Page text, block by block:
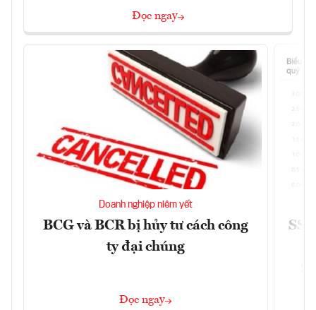
Đọc ngay
Doanh nghiệp niêm yết
BCG và BCR bị hủy tư cách công
ty đại chúng
Đọc ngay
SSI